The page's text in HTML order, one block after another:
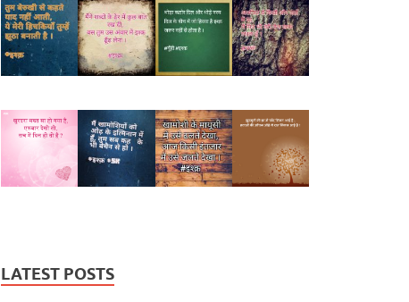
LATEST POSTS